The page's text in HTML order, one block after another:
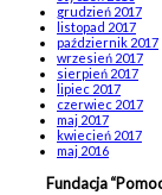
grudzień 2017
listopad 2017
październik 2017
wrzesień 2017
sierpień 2017
lipiec 2017
czerwiec 2017
maj 2017
kwiecień 2017
maj 2016
Fundacja